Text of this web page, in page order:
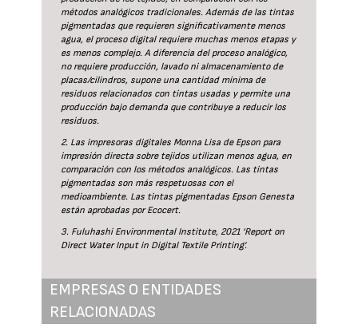
métodos analógicos tradicionales. Además de las tintas
pigmentadas que requieren significativamente menos
agua, el proceso digital requiere muchas menos etapas y
es menos complejo. A diferencia del proceso analógico,
no requiere producción, lavado ni almacenamiento de
placas/cilindros, supone una cantidad mínima de
residuos relacionados con tintas usadas y permite una
producción bajo demanda que contribuye a reducir los
residuos.
2. Las impresoras digitales Monna Lisa de Epson para
impresión directa sobre tejidos utilizan menos agua, en
comparación con los métodos analógicos. Las tintas
pigmentadas son más respetuosas con el
medioambiente. Las tintas pigmentadas Epson Genesta
están aprobadas por Ecocert.
3. Fuluhashi Environmental Institute, 2021 ‘Report on
Direct Water Input in Digital Textile Printing’.
EMPRESAS O ENTIDADES
RELACIONADAS